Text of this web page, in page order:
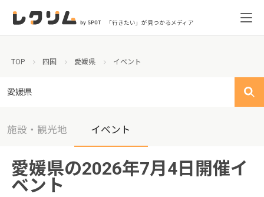
「行きたい」が見つかるメディア
TOP 四国 愛媛県 イベント
愛媛県
施設・観光地 イベント
愛媛県の2026年7月4日開催イ
ベント